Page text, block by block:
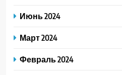
Июнь 2024
Март 2024
Февраль 2024